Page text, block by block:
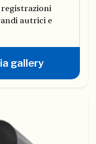
autrici e
gallery